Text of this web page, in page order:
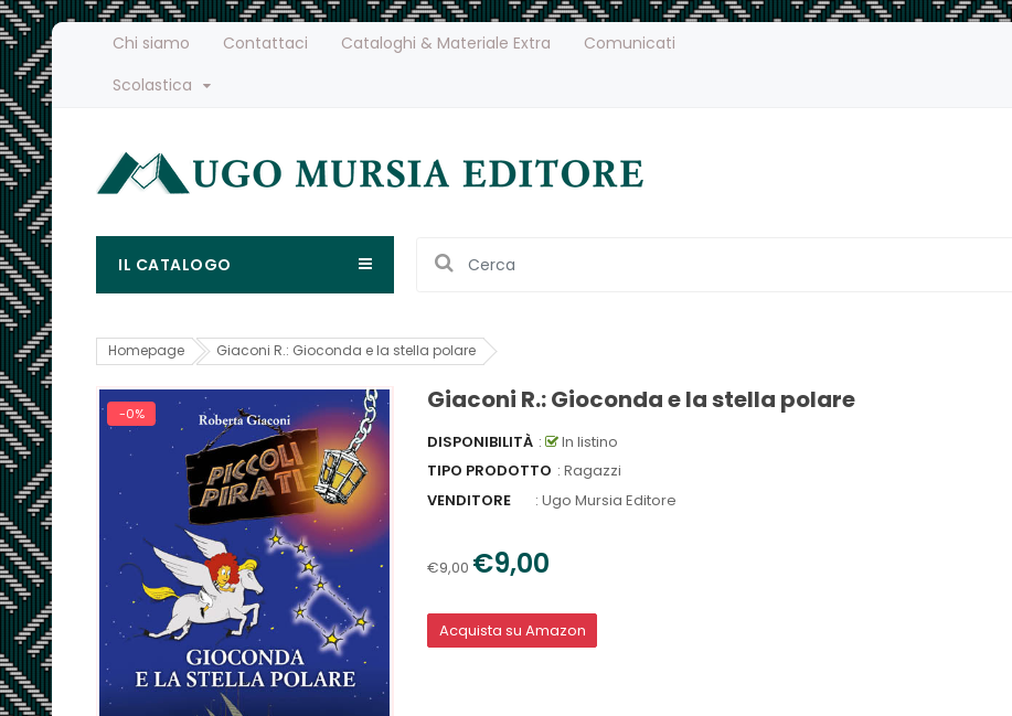
Chi siamo Contattaci Cataloghi & Materiale Extra
Comunicati
Scolastica
IL CATALOGO
Homepage Giaconi R.: Gioconda e la stella polare
-0% Giaconi R.: Gioconda e la stella polare
DISPONIBILITÀ :
In listino
TIPO PRODOTTO : Ragazzi
VENDITORE
: Ugo Mursia Editore
€9,00 €9,00
Acquista su Amazon